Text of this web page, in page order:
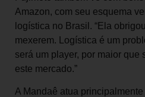
Amazon, com seu esquema
logística no Brasil. “Ela
mexerem. Logística é um
será um player, por maior que
este mercado.”
A Mandaê atua